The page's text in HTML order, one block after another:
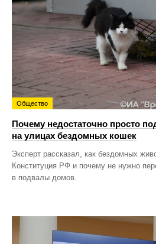
Общество
Почему недостаточно просто
на улицах бездомных кошек
Эксперт рассказал, как бездомных
Конституция РФ и почему не нужно
в подвалы домов.